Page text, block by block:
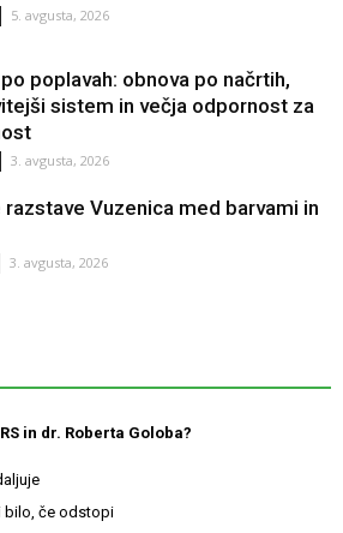
5. avgusta, 2026
poplavah: obnova po načrtih,
sistem in večja odpornost za
3. avgusta, 2026
razstave Vuzenica med barvami in
3. avgusta, 2026
in dr. Roberta Goloba?
bilo, če odstopi